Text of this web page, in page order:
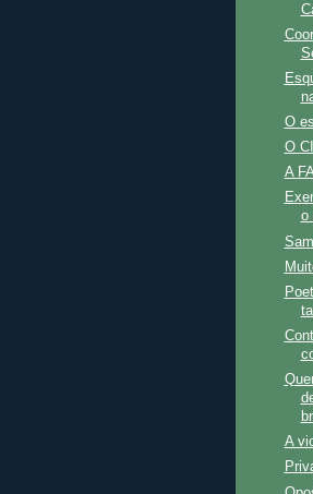
O
O
A
o
A